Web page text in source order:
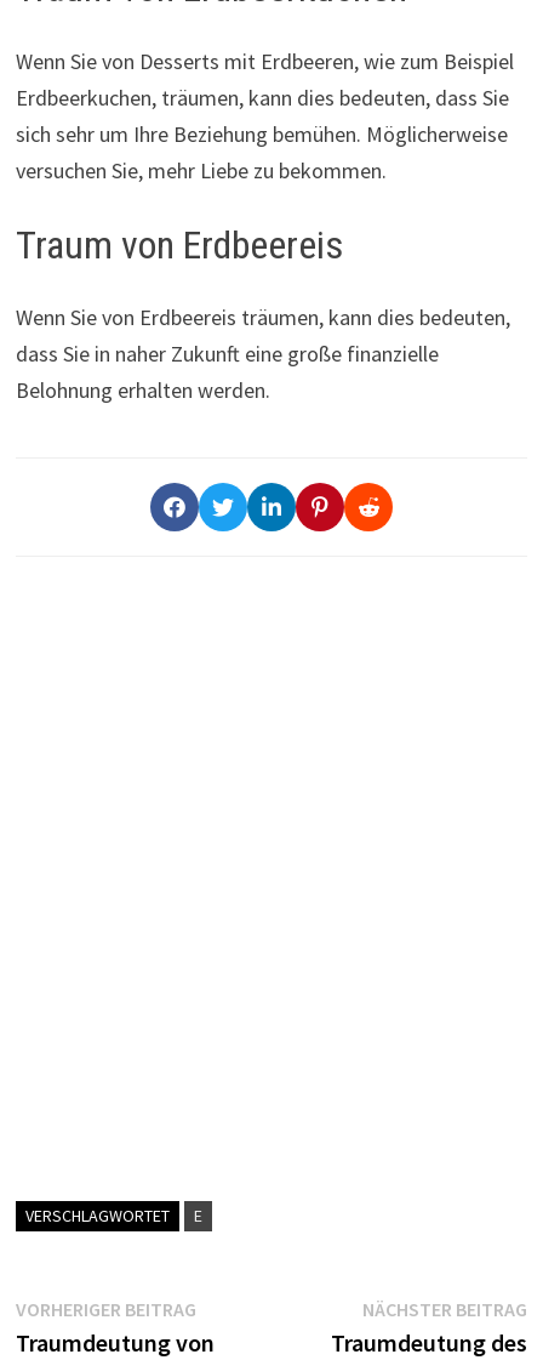
Wenn Sie von Desserts mit Erdbeeren, wie zum Beispiel
Erdbeerkuchen, träumen, kann dies bedeuten, dass Sie
sich sehr um Ihre Beziehung bemühen. Möglicherweise
versuchen Sie, mehr Liebe zu bekommen.
Traum von Erdbeereis
Wenn Sie von Erdbeereis träumen, kann dies bedeuten,
dass Sie in naher Zukunft eine große finanzielle
Belohnung erhalten werden.
VERSCHLAGWORTET E
Beitragsnavigation
VORHERIGER BEITRAGVorheriger
Beitrag:
Traumdeutung von
NÄCHSTER BEITRAG
Traumdeutung des